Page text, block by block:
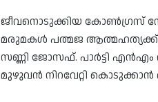
ജീവനൊടുക്കിയ കോൺഗ്രസ്
മരുമകൾ പത്മജ ആത്മഹത്യക്ക്
സണ്ണി ജോസഫ്. പാർട്ടി
മുഴുവൻ നിറവേറ്റി